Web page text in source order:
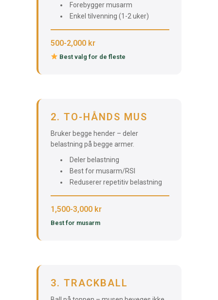
Forebygger musarm
Enkel tilvenning (1-2 uker)
500-2,000 kr
Best valg for de fleste
2. TO-HÅNDS MUS
Bruker begge hender – deler
belastning på begge armer.
Deler belastning
Best for musarm/RSI
Reduserer repetitiv belastning
1,500-3,000 kr
Best for musarm
3. TRACKBALL